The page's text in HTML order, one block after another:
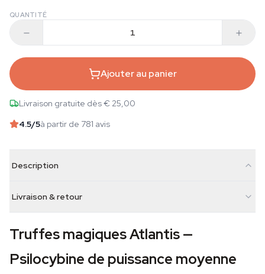
QUANTITÉ
Ajouter au panier
Livraison gratuite dès € 25,00
4.5/5à partir de 781 avis
Description
Livraison & retour
Truffes magiques Atlantis —
Psilocybine de puissance moyenne